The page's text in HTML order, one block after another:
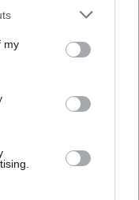
or more Google
You may click to
third-party tags to
in below Google
mylub Pogórze Dubiecko -
dostarcza informacje o
i newsach klubowych
śledź ulubioną ligę i
odbędzie się w ramach 1.
zostanie rozegrane w dniu